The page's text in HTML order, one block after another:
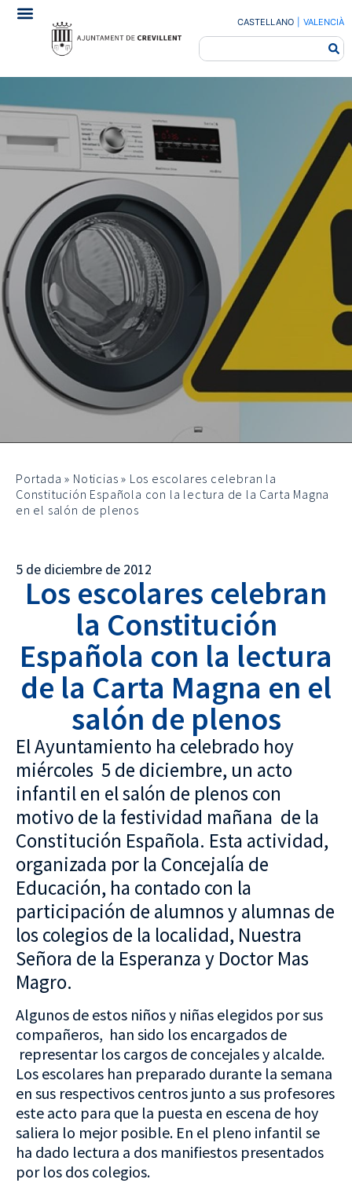
CASTELLANO VALENCIÀ
Portada » Noticias » Los escolares celebran la
Constitución Española con la lectura de la Carta Magna
en el salón de plenos
5 de diciembre de 2012
Los escolares celebran
la Constitución
Española con la lectura
de la Carta Magna en el
salón de plenos
El Ayuntamiento ha celebrado hoy
miércoles 5 de diciembre, un acto
infantil en el salón de plenos con
motivo de la festividad mañana de la
Constitución Española. Esta actividad,
organizada por la Concejalía de
Educación, ha contado con la
participación de alumnos y alumnas de
los colegios de la localidad, Nuestra
Señora de la Esperanza y Doctor Mas
Magro.
Algunos de estos niños y niñas elegidos por sus
compañeros, han sido los encargados de
representar los cargos de concejales y alcalde.
Los escolares han preparado durante la semana
en sus respectivos centros junto a sus profesores
este acto para que la puesta en escena de hoy
saliera lo mejor posible. En el pleno infantil se
ha dado lectura a dos manifiestos presentados
por los dos colegios.